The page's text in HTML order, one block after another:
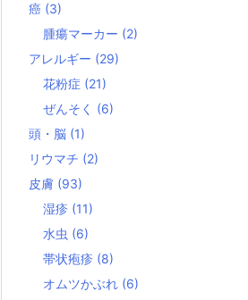
癌 (3)
腫瘍マーカー (2)
アレルギー (29)
花粉症 (21)
ぜんそく (6)
頭・脳 (1)
リウマチ (2)
皮膚 (93)
湿疹 (11)
水虫 (6)
帯状疱疹 (8)
オムツかぶれ (6)